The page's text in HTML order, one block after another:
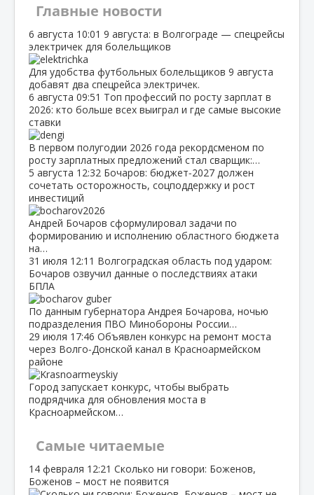
Главные новости
6 августа 10:01 9 августа: в Волгограде — спецрейсы
электричек для болельщиков
Для удобства футбольных болельщиков 9 августа
добавят два спецрейса электричек.
6 августа 09:51 Топ профессий по росту зарплат в
2026: кто больше всех выиграл и где самые высокие
ставки
В первом полугодии 2026 года рекордсменом по
росту зарплатных предложений стал сварщик:…
5 августа 12:32 Бочаров: бюджет‑2027 должен
сочетать осторожность, соцподдержку и рост
инвестиций
Андрей Бочаров сформулировал задачи по
формированию и исполнению областного бюджета
на…
31 июля 12:11 Волгоградская область под ударом:
Бочаров озвучил данные о последствиях атаки
БПЛА
По данным губернатора Андрея Бочарова, ночью
подразделения ПВО Минобороны России…
29 июля 17:46 Объявлен конкурс на ремонт моста
через Волго‑Донской канал в Красноармейском
районе
Город запускает конкурс, чтобы выбрать
подрядчика для обновления моста в
Красноармейском…
Самые читаемые
14 февраля 12:21 Сколько ни говори: Боженов,
Боженов – мост не появится